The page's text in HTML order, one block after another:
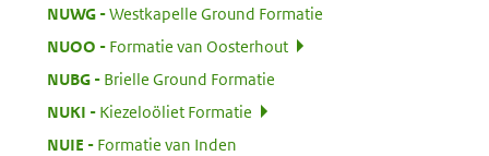
NUWG:
Westkapelle Ground Formatie
NUOO
Formatie van Oosterhout
NUBG:
Brielle Ground Formatie
NUKI
Kiezeloöliet Formatie
NUIE
Formatie van Inden